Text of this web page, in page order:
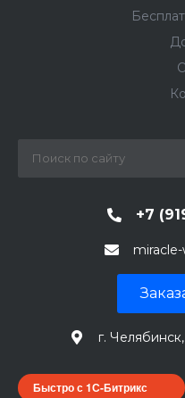
+7
г.
Быстро с 1С-Битрикс